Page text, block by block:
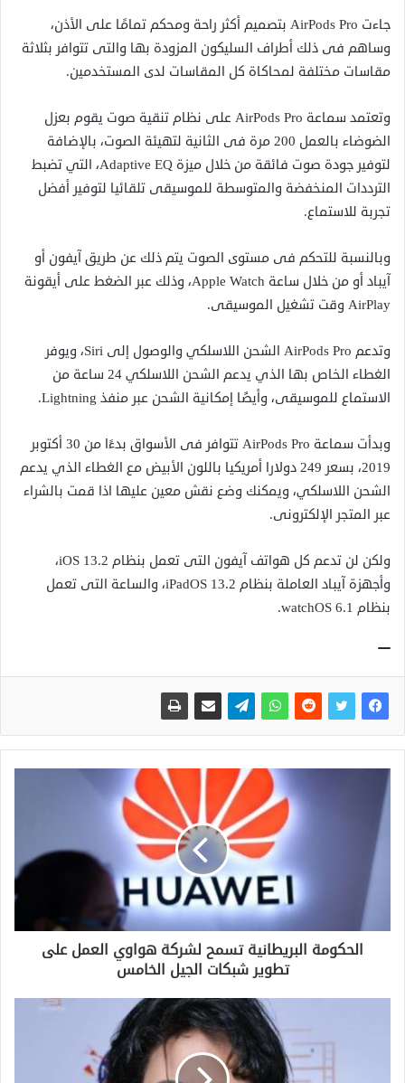
جاءت AirPods Pro بتصميم أكثر راحة ومحكم تمامًا على الأذن،
وساهم فى ذلك أطراف السليكون المزودة بها والتى تتوافر بثلاثة
مقاسات مختلفة لمحاكاة كل المقاسات لدى المستخدمين.
وتعتمد سماعة AirPods Pro على نظام تنقية صوت يقوم بعزل
الضوضاء بالعمل 200 مرة فى الثانية لتهيئة الصوت، بالإضافة
لتوفير جودة صوت فائقة من خلال ميزة Adaptive EQ، التي تضبط
الترددات المنخفضة والمتوسطة للموسيقى تلقائيا لتوفير أفضل
تجربة للاستماع.
وبالنسبة للتحكم فى مستوى الصوت يتم ذلك عن طريق آيفون أو
آيباد أو من خلال ساعة Apple Watch، وذلك عبر الضغط على أيقونة
AirPlay وقت تشغيل الموسيقى.
وتدعم AirPods Pro الشحن اللاسلكي والوصول إلى Siri، ويوفر
الغطاء الخاص بها الذي يدعم الشحن اللاسلكي 24 ساعة من
الاستماع للموسيقى، وأيضًا إمكانية الشحن عبر منفذ Lightning.
وبدأت سماعة AirPods Pro تتوافر فى الأسواق بدءًا من 30 أكتوبر
2019، بسعر 249 دولارا أمريكيا باللون الأبيض مع الغطاء الذي يدعم
الشحن اللاسلكي، ويمكنك وضع نقش معين عليها اذا قمت بالشراء
عبر المتجر الإلكترونى.
ولكن لن تدعم كل هواتف آيفون التى تعمل بنظام iOS 13.2،
وأجهزة آيباد العاملة بنظام iPadOS 13.2، والساعة التى تعمل
بنظام watchOS 6.1.
الحكومة البريطانية تسمح لشركة هواوي العمل على
تطوير شبكات الجيل الخامس